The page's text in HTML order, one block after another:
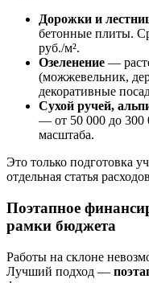
Дорожки и
бетонные плиты.
руб./м².
Озеленение —
(можжевельник,
декоративные
Сухой ручей,
— от 50 000 до 300
масштаба.
Это только подготовка
отдельная статья
Поэтапное
рамки бюджета
Работы на склоне
Лучший подход —